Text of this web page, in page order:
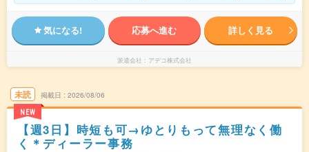
気になる! 応募へ進む 詳しく見る
派遣会社 アデコ株式会社
未読
NEW
掲載日 2026/08/06
【週3日】時短も可→ゆとりもって無理なく働
く＊ディーラー事務